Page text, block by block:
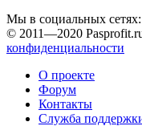
Мы в социальных сетях:
© 2011—2020
конфиденциальности
О проекте
Форум
Контакты
Служба